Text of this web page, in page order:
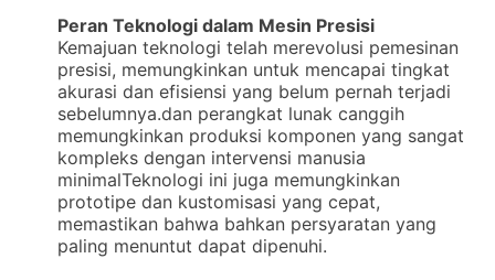
Peran Teknologi dalam Mesin Presisi
Kemajuan teknologi telah merevolusi pemesinan
presisi, memungkinkan untuk mencapai tingkat
akurasi dan efisiensi yang belum pernah terjadi
sebelumnya.dan perangkat lunak canggih
memungkinkan produksi komponen yang sangat
kompleks dengan intervensi manusia
minimalTeknologi ini juga memungkinkan
prototipe dan kustomisasi yang cepat,
memastikan bahwa bahkan persyaratan yang
paling menuntut dapat dipenuhi.